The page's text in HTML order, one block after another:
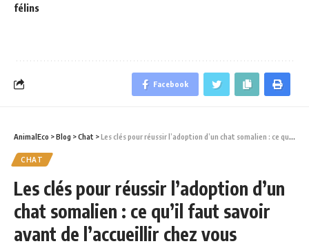
félins
Facebook
AnimalEco >Blog >Chat >Les clés pour réussir l’adoption d’un chat somalien : ce qu’il faut savoir avant de l’accueillir chez vous
CHAT
Les clés pour réussir l’adoption d’un
chat somalien : ce qu’il faut savoir
avant de l’accueillir chez vous